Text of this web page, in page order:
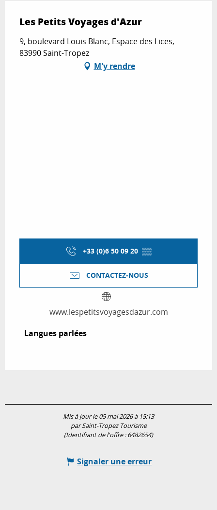
Les Petits Voyages d'Azur
9, boulevard Louis Blanc, Espace des Lices,
83990 Saint-Tropez
M'y rendre
+33 (0)6 50 09 20 ▒▒
CONTACTEZ-NOUS
www.lespetitsvoyagesdazur.com
Langues parlées
Langues parlées
Mis à jour le 05 mai 2026 à 15:13
par Saint-Tropez Tourisme
(Identifiant de l'offre :6482654)
Signaler une erreur